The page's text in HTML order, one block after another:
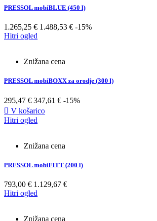
PRESSOL mobiBLUE (450 l)
1.265,25 € 1.488,53 € -15%
Hitri ogled
Znižana cena
PRESSOL mobiBOXX za orodje (300 l)
295,47 € 347,61 € -15%
 V košarico
Hitri ogled
Znižana cena
PRESSOL mobiFITT (200 l)
793,00 € 1.129,67 €
Hitri ogled
Znižana cena